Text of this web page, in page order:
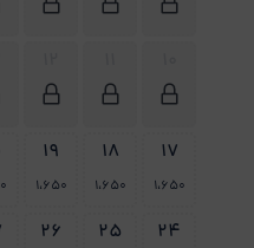
17
1،650
18
1،650
19
1،650
24
25
26